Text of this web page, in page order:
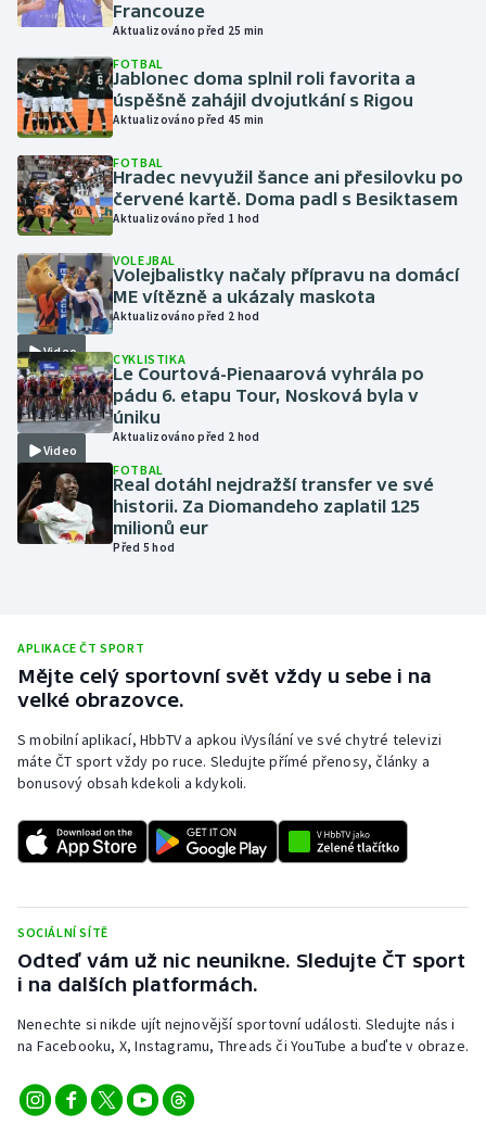
Gymnastika
Házená
Jezdectví
Judo
Lezení
Lyže a snowboard
Moderní pětiboj
Motorsport
Olympijské hry
Plážový volejbal
Rychlobruslení
Rychlostní kanoistika
Sportovní střelba
Stolní tenis
Triatlon
Veslování
Francouze
Aktualizováno před 25 min
FOTBAL
Jablonec doma splnil roli favorita a
úspěšně zahájil dvojutkání s Rigou
Aktualizováno před 45 min
FOTBAL
Hradec nevyužil šance ani přesilovku po
červené kartě. Doma padl s Besiktasem
Aktualizováno před 1 hod
Video
VOLEJBAL
Volejbalistky načaly přípravu na domácí
ME vítězně a ukázaly maskota
Aktualizováno před 2 hod
Video
CYKLISTIKA
Le Courtová-Pienaarová vyhrála po
pádu 6. etapu Tour, Nosková byla v
úniku
Aktualizováno před 2 hod
FOTBAL
Real dotáhl nejdražší transfer ve své
historii. Za Diomandeho zaplatil 125
milionů eur
Před 5 hod
APLIKACE ČT SPORT
Mějte celý sportovní svět vždy u sebe i na
velké obrazovce.
S mobilní aplikací, HbbTV a apkou iVysílání ve své chytré televizi
máte ČT sport vždy po ruce. Sledujte přímé přenosy, články a
bonusový obsah kdekoli a kdykoli.
SOCIÁLNÍ SÍTĚ
Odteď vám už nic neunikne. Sledujte ČT sport
i na dalších platformách.
Nenechte si nikde ujít nejnovější sportovní události. Sledujte nás i
na Facebooku, X, Instagramu, Threads či YouTube a buďte v obraze.